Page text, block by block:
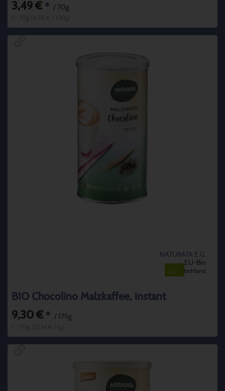
3,49 € * / 70g
NATURATA E.G.
EU-Bio
Deutschland
BIO Chocolino Malzkaffee, instant
9,30 € * / 175g